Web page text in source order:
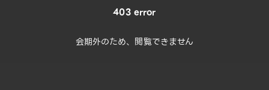
403 error
会期外のため、閲覧できません